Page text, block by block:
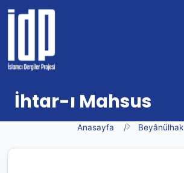
İhtar-ı Mahsus
Anasayfa Beyânülhak